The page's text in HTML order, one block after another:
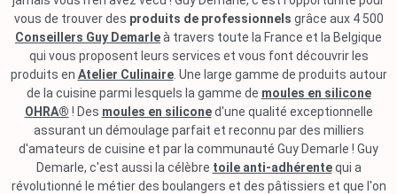
vous de trouver des produits de professionnels grâce aux 4 500
Conseillers Guy Demarleà travers toute la France et la Belgique
qui vous proposent leurs services et vous font découvrir les
produits en Atelier Culinaire. Une large gamme de produits autour
de la cuisine parmi lesquels la gamme de moules en silicone
OHRA® ! Des moules en siliconed'une qualité exceptionnelle
assurant un démoulage parfait et reconnu par des milliers
d'amateurs de cuisine et par la communauté Guy Demarle ! Guy
Demarle, c'est aussi la célèbre toile anti-adhérentequi a
révolutionné le métier des boulangers et des pâtissiers et que l'on